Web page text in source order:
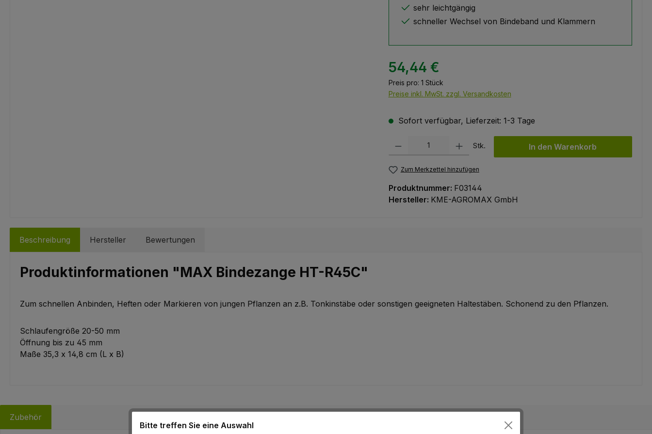
sehr leichtgängig
schneller Wechsel von Bindeband und Klammern
54,44 €
Preis pro: 1 Stück
Preise inkl. MwSt. zzgl. Versandkosten
Sofort verfügbar, Lieferzeit: 1-3 Tage
Produkt Anzahl: Gib den gewünschten Wert ein oder benutze die Schaltflächen
Stk. In den Warenkorb
Zum Merkzettel hinzufügen
Produktnummer: F03144
Hersteller: KME-AGROMAX GmbH
Beschreibung Hersteller Bewertungen
Produktinformationen "MAX Bindezange HT-R45C"
Zum schnellen Anbinden, Heften oder Markieren von jungen Pflanzen an z.B. Tonkinstäbe oder sonstigen geeigneten Haltestäben. Schonend zu den Pflanzen.
Schlaufengröße 20-50 mm
Öffnung bis zu 45 mm
Maße 35,3 x 14,8 cm (L x B)
Zubehör
Bitte treffen Sie eine Auswahl